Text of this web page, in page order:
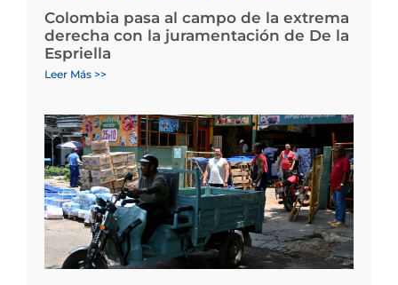
Colombia pasa al campo de la extrema
derecha con la juramentación de De la
Espriella
Leer Más >>